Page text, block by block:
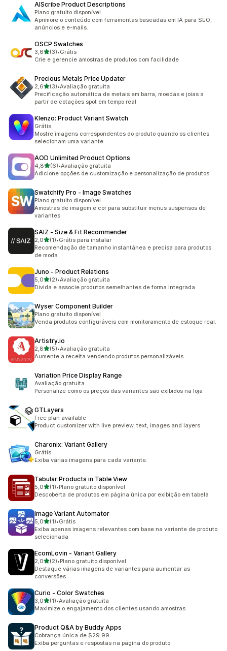
AIScribe Product Descriptions
Plano gratuito disponível
Aprimore o conteúdo com ferramentas baseadas em IA para SEO,
anúncios e e-mails.
OSCP Swatches
3,6de 5 estrelas
(3)
3 avaliações ao todo
•Grátis
Crie e gerencie amostras de produtos com facilidade
Precious Metals Price Updater
2,6de 5 estrelas
(3)
3 avaliações ao todo
•Avaliação gratuita
Precificação automática de metais em barra, moedas e joias a
partir de cotações spot em tempo real
Klenzo: Product Variant Swatch
Grátis
Mostre imagens correspondentes do produto quando os clientes
selecionam uma variante
AOD Unlimited Product Options
4,8de 5 estrelas
(6)
6 avaliações ao todo
•Avaliação gratuita
Adicione opções de customização e personalização de produtos
Swatchify Pro ‑ Image Swatches
Plano gratuito disponível
Amostras de imagem e cor para substituir menus suspensos de
variantes
SAIZ ‑ Size & Fit Recommender
2,0de 5 estrelas
(1)
1 avaliações ao todo
•Grátis para instalar
Recomendação de tamanho instantânea e precisa para produtos
de moda
Juno ‑ Product Relations
5,0de 5 estrelas
(2)
2 avaliações ao todo
•Avaliação gratuita
Divida e associe produtos semelhantes de forma integrada
Wyser Component Builder
Plano gratuito disponível
Venda produtos configuráveis com monitoramento de estoque real.
Artistry.io
2,8de 5 estrelas
(5)
5 avaliações ao todo
•Avaliação gratuita
Aumente a receita vendendo produtos personalizáveis.
Variation Price Display Range
Avaliação gratuita
Personalize como os preços das variantes são exibidos na loja
GTLayers
Free plan available
Product customizer with live preview, text, images and layers
Charonix: Variant Gallery
Grátis
Exiba várias imagens para cada variante.
Tabular:Products in Table View
5,0de 5 estrelas
(1)
1 avaliações ao todo
•Plano gratuito disponível
Descoberta de produtos em página única por exibição em tabela
Image Variant Automator
5,0de 5 estrelas
(1)
1 avaliações ao todo
•Grátis
Exiba apenas imagens relevantes com base na variante de produto
selecionada
EcomLovin ‑ Variant Gallery
2,0de 5 estrelas
(2)
2 avaliações ao todo
•Plano gratuito disponível
Destaque várias imagens de variantes para aumentar as
conversões
Curio ‑ Color Swatches
3,0de 5 estrelas
(1)
1 avaliações ao todo
•Avaliação gratuita
Maximize o engajamento dos clientes usando amostras
Product Q&A by Buddy Apps
Cobrança única de $29.99
Exiba perguntas e respostas na página do produto